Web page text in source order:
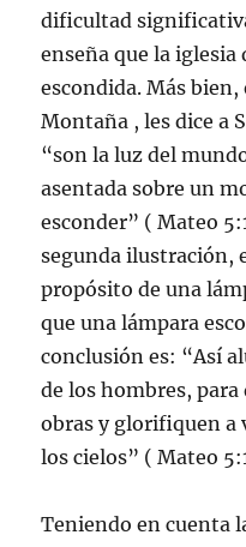
dificultad
enseña que la iglesia
escondida. Más bien,
Montaña , les dice a
“son la luz del
asentada sobre un
esconder” ( Mateo
segunda ilustración,
propósito de una
que una lámpara
conclusión es: “Así
de los hombres, para
obras y glorifiquen a
los cielos” ( Mateo
Teniendo en cuenta